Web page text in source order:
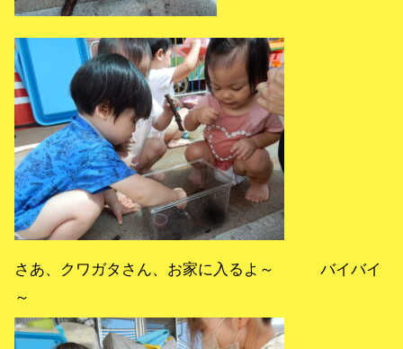
さあ、クワガタさん、お家に入るよ～ バイバイ
～